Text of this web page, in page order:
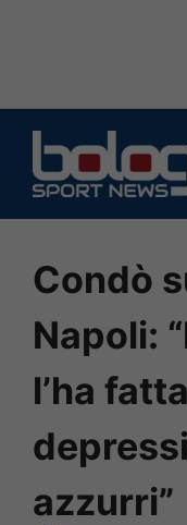
contenuto
Condò
Napoli:
l’ha
azzurri”